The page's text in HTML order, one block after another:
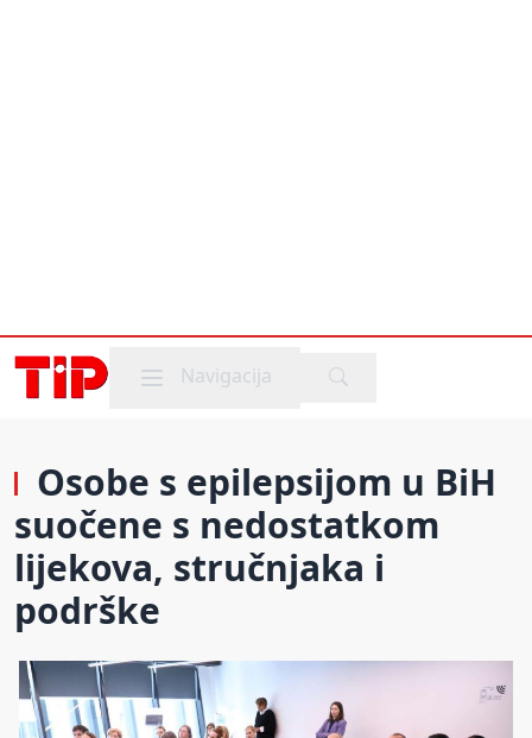
Mobile menu
Navigacija
Osobe s epilepsijom u BiH
suočene s nedostatkom
lijekova, stručnjaka i
podrške